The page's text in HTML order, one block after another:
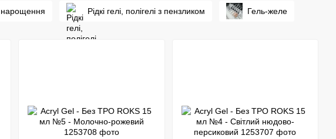
нарощення Рідкі гелі, полігелі з пензликом Гель-желе